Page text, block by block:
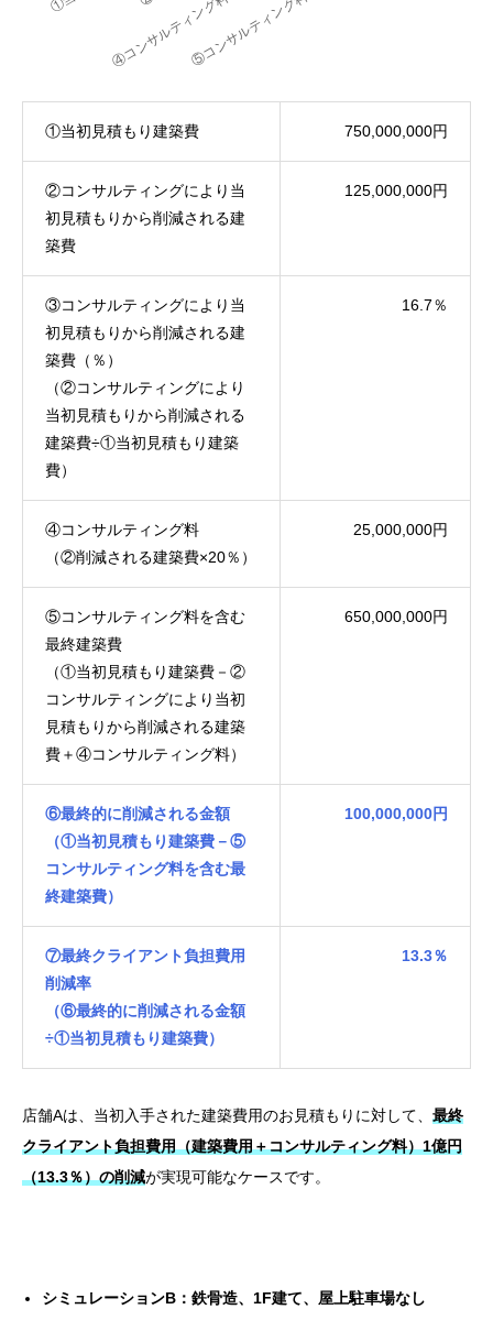
①当初見積もり建築費 750,000,000円
②コンサルティングにより当
初見積もりから削減される建
築費
125,000,000円
③コンサルティングにより当
初見積もりから削減される建
築費（％）
（②コンサルティングにより
当初見積もりから削減される
建築費÷①当初見積もり建築
費）
16.7％
④コンサルティング料
（②削減される建築費×20％）
25,000,000円
⑤コンサルティング料を含む
最終建築費
（①当初見積もり建築費－②
コンサルティングにより当初
見積もりから削減される建築
費＋④コンサルティング料）
650,000,000円
⑥最終的に削減される金額
（①当初見積もり建築費－⑤
コンサルティング料を含む最
終建築費）
100,000,000円
⑦最終クライアント負担費用
削減率
（⑥最終的に削減される金額
÷①当初見積もり建築費）
13.3％
店舗Aは、当初入手された建築費用のお見積もりに対して、 最終
クライアント負担費用（建築費用＋コンサルティング料）1億円
（13.3％）の削減が実現可能なケースです。
シミュレーションB：鉄骨造、1F建て、屋上駐車場なし